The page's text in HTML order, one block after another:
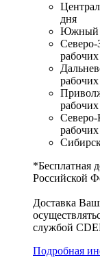
дня
Южный
Северо-
Северо-
*Бесплатная
Российской
Доставка
службой
Подробная